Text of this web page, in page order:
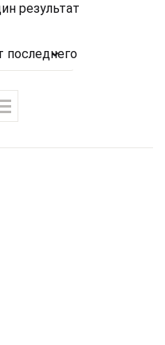
результат
последнего